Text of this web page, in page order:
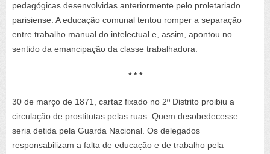
pedagógicas desenvolvidas anteriormente pelo proletariado
parisiense. A educação comunal tentou romper a separação
entre trabalho manual do intelectual e, assim, apontou no
sentido da emancipação da classe trabalhadora.
* * *
30 de março de 1871, cartaz fixado no 2º Distrito proibiu a
circulação de prostitutas pelas ruas. Quem desobedecesse
seria detida pela Guarda Nacional. Os delegados
responsabilizam a falta de educação e de trabalho pela